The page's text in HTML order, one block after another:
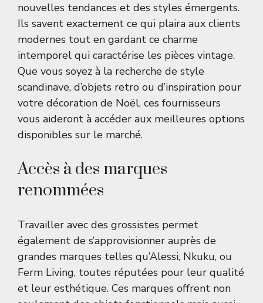
nouvelles tendances et des styles émergents.
Ils savent exactement ce qui plaira aux clients
modernes tout en gardant ce charme
intemporel qui caractérise les pièces vintage.
Que vous soyez à la recherche de style
scandinave, d’objets retro ou d’inspiration pour
votre décoration de Noël, ces fournisseurs
vous aideront à accéder aux meilleures options
disponibles sur le marché.
Accès à des marques
renommées
Travailler avec des grossistes permet
également de s’approvisionner auprès de
grandes marques telles qu’Alessi, Nkuku, ou
Ferm Living, toutes réputées pour leur qualité
et leur esthétique. Ces marques offrent non